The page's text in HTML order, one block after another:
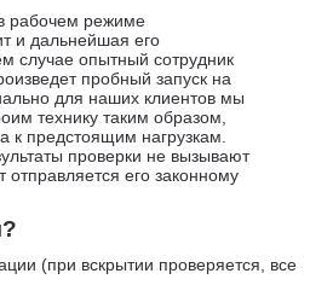
в рабочем режиме
и дальнейшая его
случае опытный сотрудник
пробный запуск на
для наших клиентов мы
технику таким образом,
к предстоящим нагрузкам.
проверки не вызывают
отправляется его законному
(при вскрытии проверяется, все